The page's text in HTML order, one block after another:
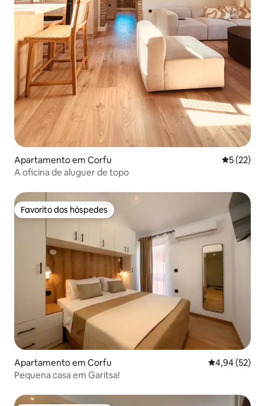
Apartamento em Corfu
5 (22)
A oficina de aluguer de topo
Favorito dos hóspedes
Favorito dos hóspedes
Apartamento em Corfu Classificação
4,94 (52)
Pequena casa em Garitsa!